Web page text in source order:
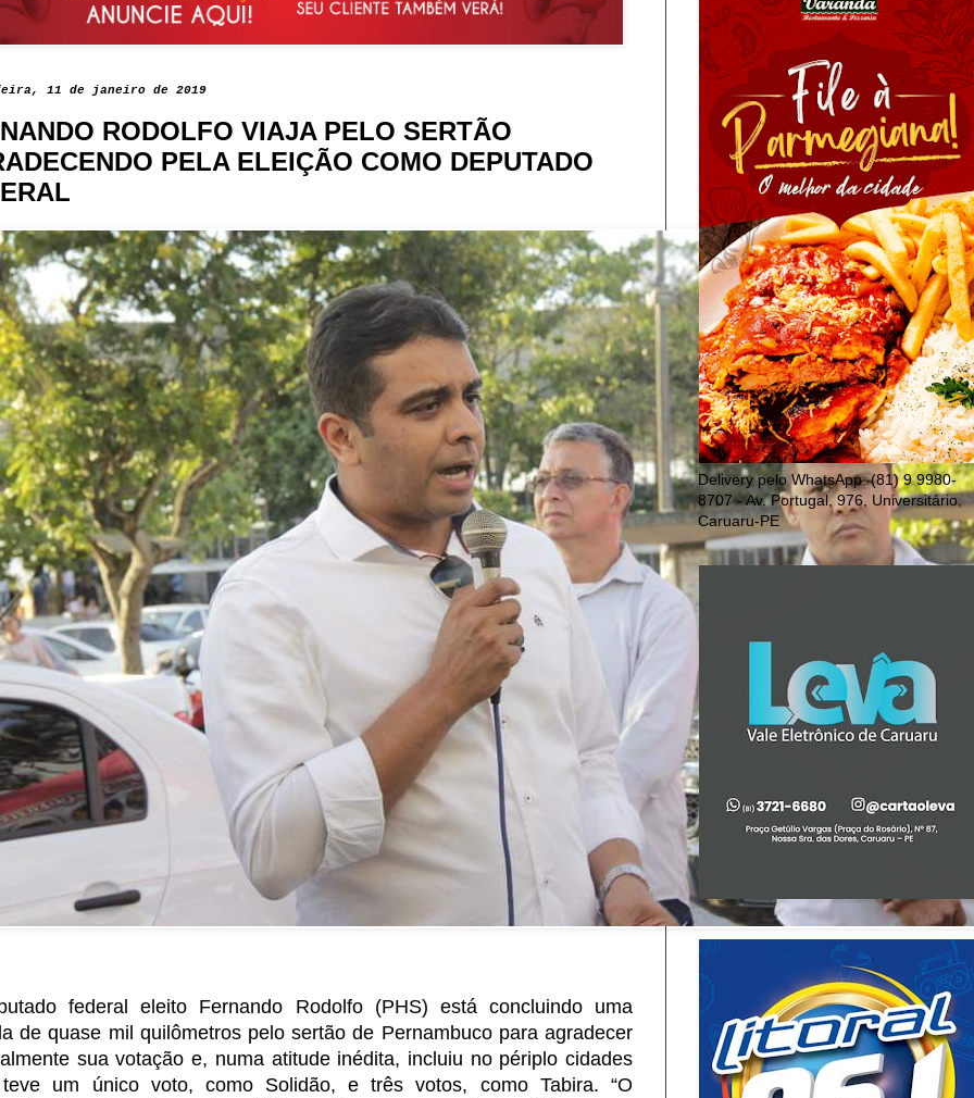
11 de janeiro de 2019
RODOLFO VIAJA PELO SERTÃO
PELA ELEIÇÃO COMO DEPUTADO
federal eleito Fernando Rodolfo (PHS) está concluindo uma
de quase mil quilômetros pelo sertão de Pernambuco para agradecer
sua votação e, numa atitude inédita, incluiu no périplo cidades
um único voto, como Solidão, e três votos, como Tabira. “O
Delivery pelo WhatsApp: (81) 9 9980-
8707 - Av. Portugal, 976, Universitário,
Caruaru-PE